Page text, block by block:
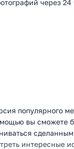
через 24
популярного
вы сможете
интересные